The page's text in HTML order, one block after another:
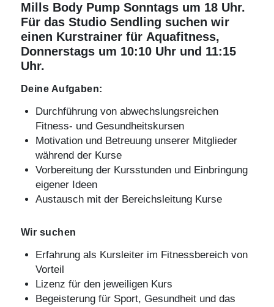
Mills Body Pump Sonntags um 18 Uhr.
Für das Studio Sendling suchen wir
einen Kurstrainer für Aquafitness,
Donnerstags um 10:10 Uhr und 11:15
Uhr.
Deine Aufgaben:
Durchführung von abwechslungsreichen
Fitness- und Gesundheitskursen
Motivation und Betreuung unserer Mitglieder
während der Kurse
Vorbereitung der Kursstunden und Einbringung
eigener Ideen
Austausch mit der Bereichsleitung Kurse
Wir suchen
Erfahrung als Kursleiter im Fitnessbereich von
Vorteil
Lizenz für den jeweiligen Kurs
Begeisterung für Sport, Gesundheit und das